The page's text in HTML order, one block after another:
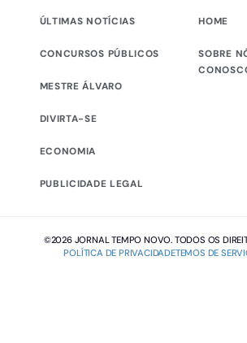
ÚLTIMAS NOTÍCIAS
CONCURSOS PÚBLICOS
MESTRE ÁLVARO
DIVIRTA-SE
ECONOMIA
PUBLICIDADE LEGAL
HOME
SOBRE
©2026 JORNAL TEMPO NOVO. TODOS OS
POLÍTICA DE PRIVACIDADETEMOS DE